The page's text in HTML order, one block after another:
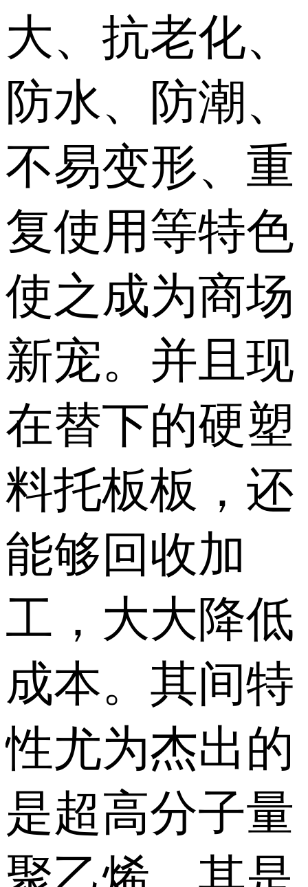
大、抗老化、
防水、防潮、
不易变形、重
复使用等特色
使之成为商场
新宠。并且现
在替下的硬塑
料托板板，还
能够回收加
工，大大降低
成本。其间特
性尤为杰出的
是超高分子量